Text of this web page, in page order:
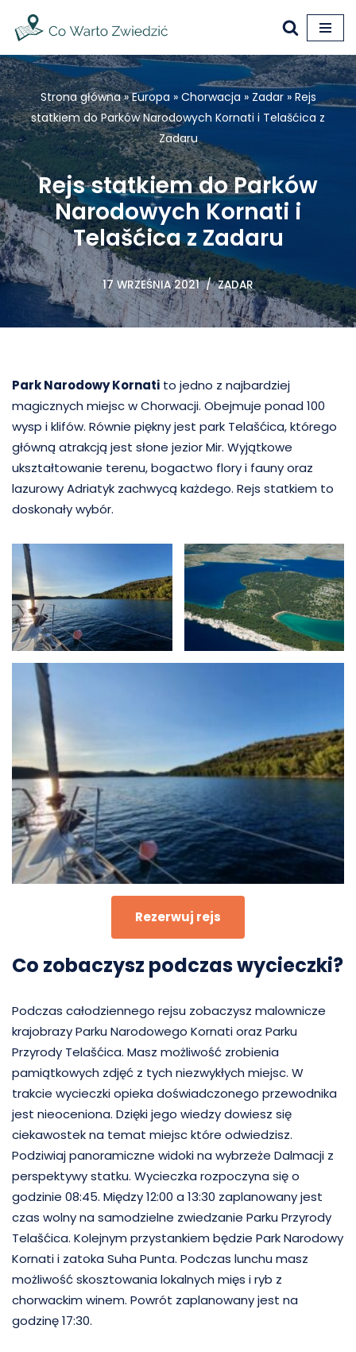
Przejdź
do
treści
Strona główna»Europa » Chorwacja » Zadar» Rejs
statkiem do Parków Narodowych Kornati i Telašćica z
Zadaru
Rejs statkiem do Parków
Narodowych Kornati i
Telašćica z Zadaru
17 WRZEŚNIA 2021 ZADAR
Park Narodowy Kornati to jedno z najbardziej
magicznych miejsc w Chorwacji. Obejmuje ponad 100
wysp i klifów. Równie piękny jest park Telašćica, którego
główną atrakcją jest słone jezior Mir. Wyjątkowe
ukształtowanie terenu, bogactwo flory i fauny oraz
lazurowy Adriatyk zachwycą każdego. Rejs statkiem to
doskonały wybór.
Rezerwuj rejs
Co zobaczysz podczas wycieczki?
Podczas całodziennego rejsu zobaczysz malownicze
krajobrazy Parku Narodowego Kornati oraz Parku
Przyrody Telašćica. Masz możliwość zrobienia
pamiątkowych zdjęć z tych niezwykłych miejsc. W
trakcie wycieczki opieka doświadczonego przewodnika
jest nieoceniona. Dzięki jego wiedzy dowiesz się
ciekawostek na temat miejsc które odwiedzisz.
Podziwiaj panoramiczne widoki na wybrzeże Dalmacji z
perspektywy statku. Wycieczka rozpoczyna się o
godzinie 08:45. Między 12:00 a 13:30 zaplanowany jest
czas wolny na samodzielne zwiedzanie Parku Przyrody
Telašćica. Kolejnym przystankiem będzie Park Narodowy
Kornati i zatoka Suha Punta. Podczas lunchu masz
możliwość skosztowania lokalnych mięs i ryb z
chorwackim winem. Powrót zaplanowany jest na
godzinę 17:30.